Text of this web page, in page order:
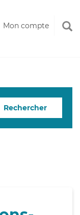
Mon compte
Rechercher